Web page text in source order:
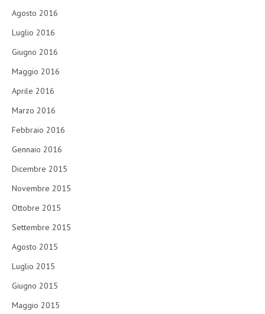
Agosto 2016
Luglio 2016
Giugno 2016
Maggio 2016
Aprile 2016
Marzo 2016
Febbraio 2016
Gennaio 2016
Dicembre 2015
Novembre 2015
Ottobre 2015
Settembre 2015
Agosto 2015
Luglio 2015
Giugno 2015
Maggio 2015